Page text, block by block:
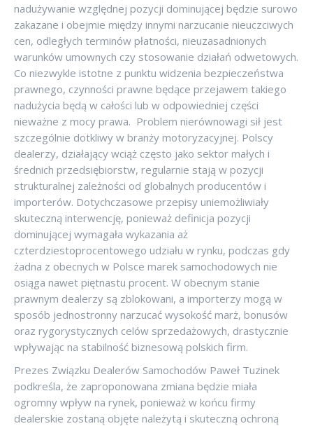
nadużywanie względnej pozycji dominującej będzie surowo
zakazane i obejmie między innymi narzucanie nieuczciwych
cen, odległych terminów płatności, nieuzasadnionych
warunków umownych czy stosowanie działań odwetowych.
Co niezwykle istotne z punktu widzenia bezpieczeństwa
prawnego, czynności prawne będące przejawem takiego
nadużycia będą w całości lub w odpowiedniej części
nieważne z mocy prawa. Problem nierównowagi sił jest
szczególnie dotkliwy w branży motoryzacyjnej. Polscy
dealerzy, działający wciąż często jako sektor małych i
średnich przedsiębiorstw, regularnie stają w pozycji
strukturalnej zależności od globalnych producentów i
importerów. Dotychczasowe przepisy uniemożliwiały
skuteczną interwencję, ponieważ definicja pozycji
dominującej wymagała wykazania aż
czterdziestoprocentowego udziału w rynku, podczas gdy
żadna z obecnych w Polsce marek samochodowych nie
osiąga nawet piętnastu procent. W obecnym stanie
prawnym dealerzy są zblokowani, a importerzy mogą w
sposób jednostronny narzucać wysokość marż, bonusów
oraz rygorystycznych celów sprzedażowych, drastycznie
wpływając na stabilność biznesową polskich firm.
Prezes Związku Dealerów Samochodów Paweł Tuzinek
podkreśla, że zaproponowana zmiana będzie miała
ogromny wpływ na rynek, ponieważ w końcu firmy
dealerskie zostaną objęte należytą i skuteczną ochroną